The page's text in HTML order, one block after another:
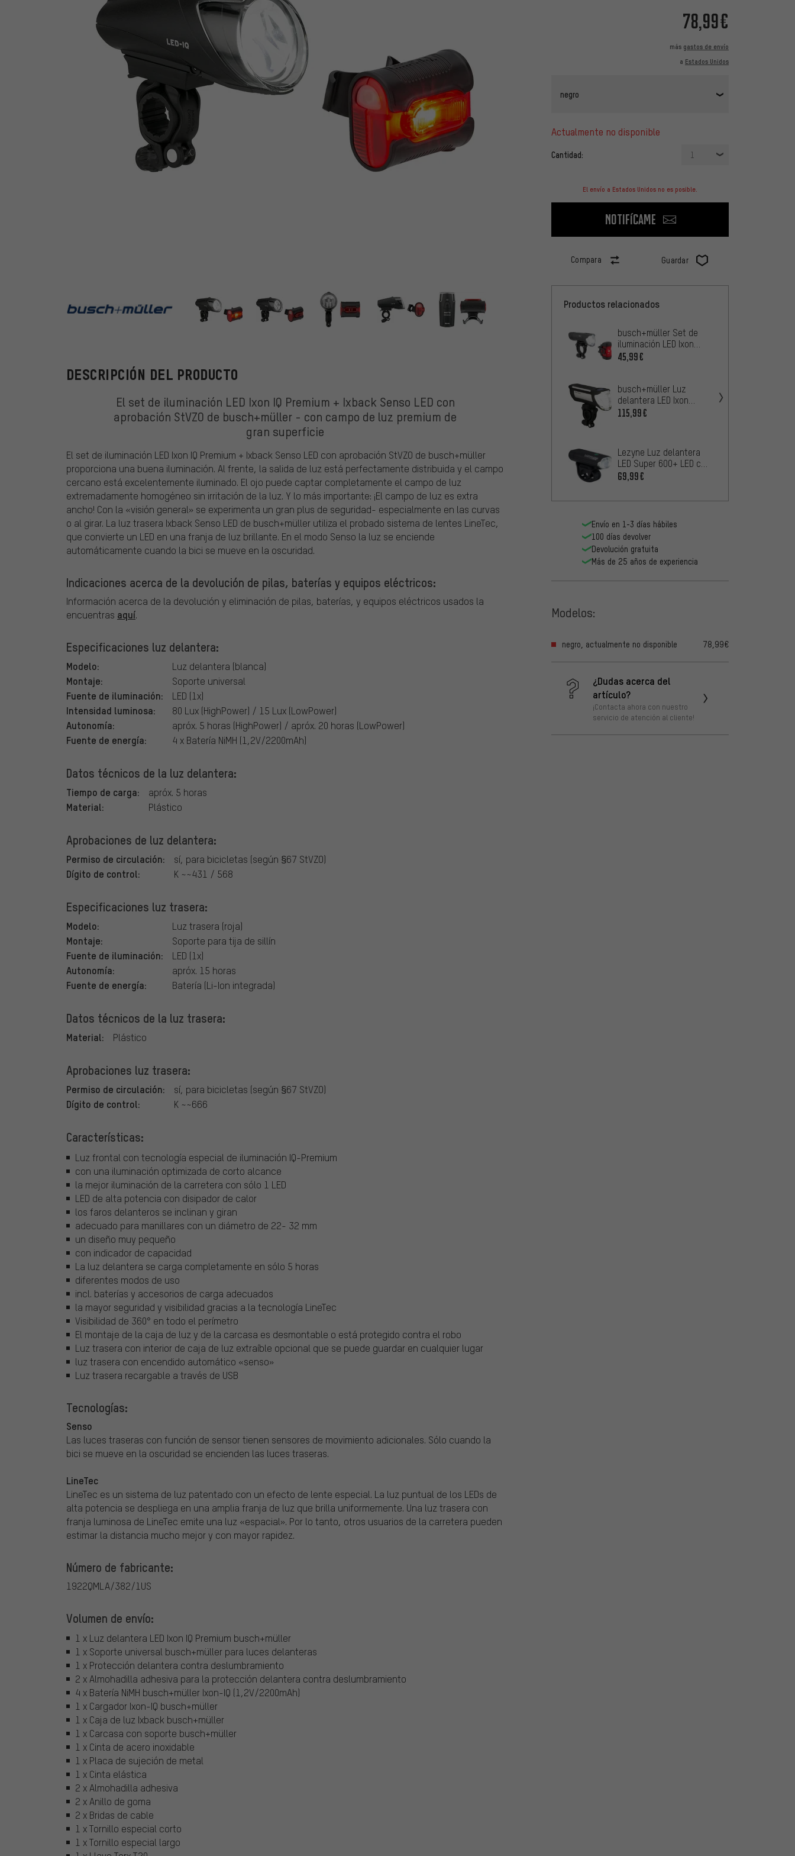
78,99€
más gastos de envío
a Estados Unidos
negro
actualmente no disponible
Cantidad: 1
El envío a Estados Unidos no es posible.
Notifícame
Compara Guardar
busch+müller
DESCRIPCIÓN DEL PRODUCTO
El set de iluminación LED Ixon IQ Premium + Ixback Senso LED con
aprobación StVZO de busch+müller - con campo de luz premium de
gran superficie
El set de iluminación LED Ixon IQ Premium + Ixback Senso LED con aprobación StVZO de busch+müller
proporciona una buena iluminación. Al frente, la salida de luz está perfectamente distribuida y el campo
cercano está excelentemente iluminado. El ojo puede captar completamente el campo de luz
extremadamente homogéneo sin irritación de la luz. Y lo más importante: ¡El campo de luz es extra
ancho! Con la «visión general» se experimenta un gran plus de seguridad- especialmente en las curvas
o al girar. La luz trasera Ixback Senso LED de busch+müller utiliza el probado sistema de lentes LineTec,
que convierte un LED en una franja de luz brillante. En el modo Senso la luz se enciende
automáticamente cuando la bici se mueve en la oscuridad.
Indicaciones acerca de la devolución de pilas, baterías y equipos eléctricos:
Información acerca de la devolución y eliminación de pilas, baterías, y equipos eléctricos usados la
encuentras aquí.
Especificaciones luz delantera:
Modelo: Luz delantera (blanca)
Montaje: Soporte universal
Fuente de iluminación: LED (1x)
Intensidad luminosa: 80 Lux (HighPower) / 15 Lux (LowPower)
Autonomía: apróx. 5 horas (HighPower) / apróx. 20 horas (LowPower)
Fuente de energía: 4 x Batería NiMH (1,2V/2200mAh)
Datos técnicos de la luz delantera:
Tiempo de carga: apróx. 5 horas
Material: Plástico
Aprobaciones de luz delantera:
Permiso de circulación: sí, para bicicletas (según §67 StVZO)
Dígito de control: K ~~431 / 568
Especificaciones luz trasera:
Modelo: Luz trasera (roja)
Montaje: Soporte para tija de sillín
Fuente de iluminación: LED (1x)
Autonomía: apróx. 15 horas
Fuente de energía: Batería (Li-Ion integrada)
Datos técnicos de la luz trasera:
Material: Plástico
Aprobaciones luz trasera:
Permiso de circulación: sí, para bicicletas (según §67 StVZO)
Dígito de control: K ~~666
Características:
Luz frontal con tecnología especial de iluminación IQ-Premium
con una iluminación optimizada de corto alcance
la mejor iluminación de la carretera con sólo 1 LED
LED de alta potencia con disipador de calor
los faros delanteros se inclinan y giran
adecuado para manillares con un diámetro de 22- 32 mm
un diseño muy pequeño
con indicador de capacidad
La luz delantera se carga completamente en sólo 5 horas
diferentes modos de uso
incl. baterías y accesorios de carga adecuados
la mayor seguridad y visibilidad gracias a la tecnología LineTec
Visibilidad de 360° en todo el perímetro
El montaje de la caja de luz y de la carcasa es desmontable o está protegido contra el robo
Luz trasera con interior de caja de luz extraíble opcional que se puede guardar en cualquier lugar
luz trasera con encendido automático «senso»
Luz trasera recargable a través de USB
Tecnologías:
Senso
Las luces traseras con función de sensor tienen sensores de movimiento adicionales. Sólo cuando la
bici se mueve en la oscuridad se encienden las luces traseras.
LineTec
LineTec es un sistema de luz patentado con un efecto de lente especial. La luz puntual de los LEDs de
alta potencia se despliega en una amplia franja de luz que brilla uniformemente. Una luz trasera con
franja luminosa de LineTec emite una luz «espacial». Por lo tanto, otros usuarios de la carretera pueden
estimar la distancia mucho mejor y con mayor rapidez.
Número de fabricante:
1922QMLA/382/1US
Volumen de envío:
1 x Luz delantera LED Ixon IQ Premium busch+müller
1 x Soporte universal busch+müller para luces delanteras
1 x Protección delantera contra deslumbramiento
2 x Almohadilla adhesiva para la protección delantera contra deslumbramiento
4 x Batería NiMH busch+müller Ixon-IQ (1,2V/2200mAh)
1 x Cargador Ixon-IQ busch+müller
1 x Caja de luz Ixback busch+müller
1 x Carcasa con soporte busch+müller
1 x Cinta de acero inoxidable
1 x Placa de sujeción de metal
1 x Cinta elástica
2 x Almohadilla adhesiva
2 x Anillo de goma
2 x Bridas de cable
1 x Tornillo especial corto
1 x Tornillo especial largo
Productos relacionados
busch+müller Set de
iluminación LED Ixon
Fyre + IXXI con
45,99€
busch+müller Luz
delantera LED Ixon
Space con aprobación
115,99€
Lezyne Luz delantera
LED Super 600+ LED con
aprobación StVZO
69,99€
Envío en 1-3 días hábiles
100 días devolver
Devolución gratuita
Más de 25 años de experiencia
Modelos:
negro, actualmente no disponible 78,99€
¿Dudas acerca del
artículo?
¡Contacta ahora con nuestro
servicio de atención al cliente!